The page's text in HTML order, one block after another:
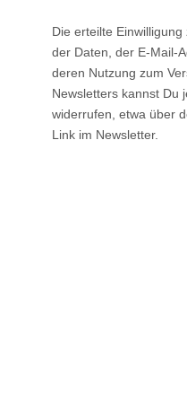
Die erteilte
der Daten, der E-Mail-
deren Nutzung zum
Newsletters kannst Du
widerrufen, etwa über
Link im Newsletter.